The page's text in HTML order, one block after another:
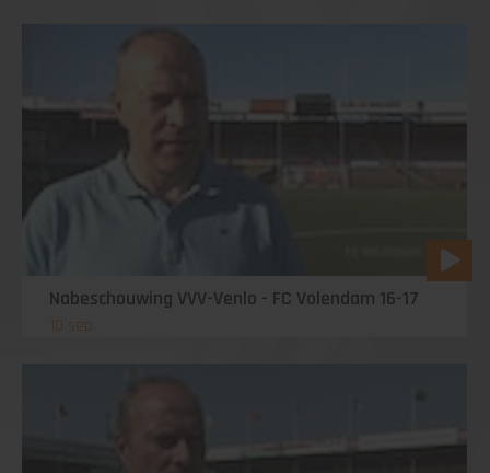
Nabeschouwing VVV-Venlo - FC Volendam 16-17
10 sep